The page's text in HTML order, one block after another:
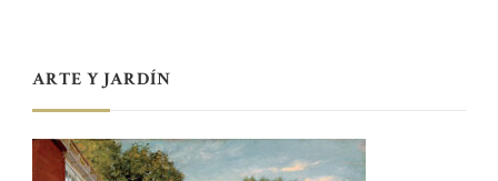
ARTE Y JARDÍN